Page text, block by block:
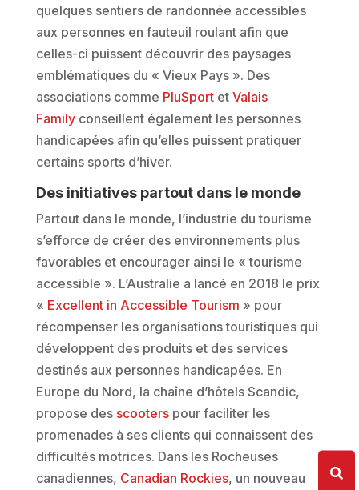
quelques sentiers de randonnée accessibles
aux personnes en fauteuil roulant afin que
celles-ci puissent découvrir des paysages
emblématiques du « Vieux Pays ». Des
associations comme PluSport et Valais
Family conseillent également les personnes
handicapées afin qu’elles puissent pratiquer
certains sports d’hiver.
Des initiatives partout dans le monde
Partout dans le monde, l’industrie du tourisme
s’efforce de créer des environnements plus
favorables et encourager ainsi le « tourisme
accessible ». L’Australie a lancé en 2018 le prix
« Excellent in Accessible Tourism » pour
récompenser les organisations touristiques qui
développent des produits et des services
destinés aux personnes handicapées. En
Europe du Nord, la chaîne d’hôtels Scandic,
propose des scooters pour faciliter les
promenades à ses clients qui connaissent des
difficultés motrices. Dans les Rocheuses
canadiennes, Canadian Rockies, un nouveau